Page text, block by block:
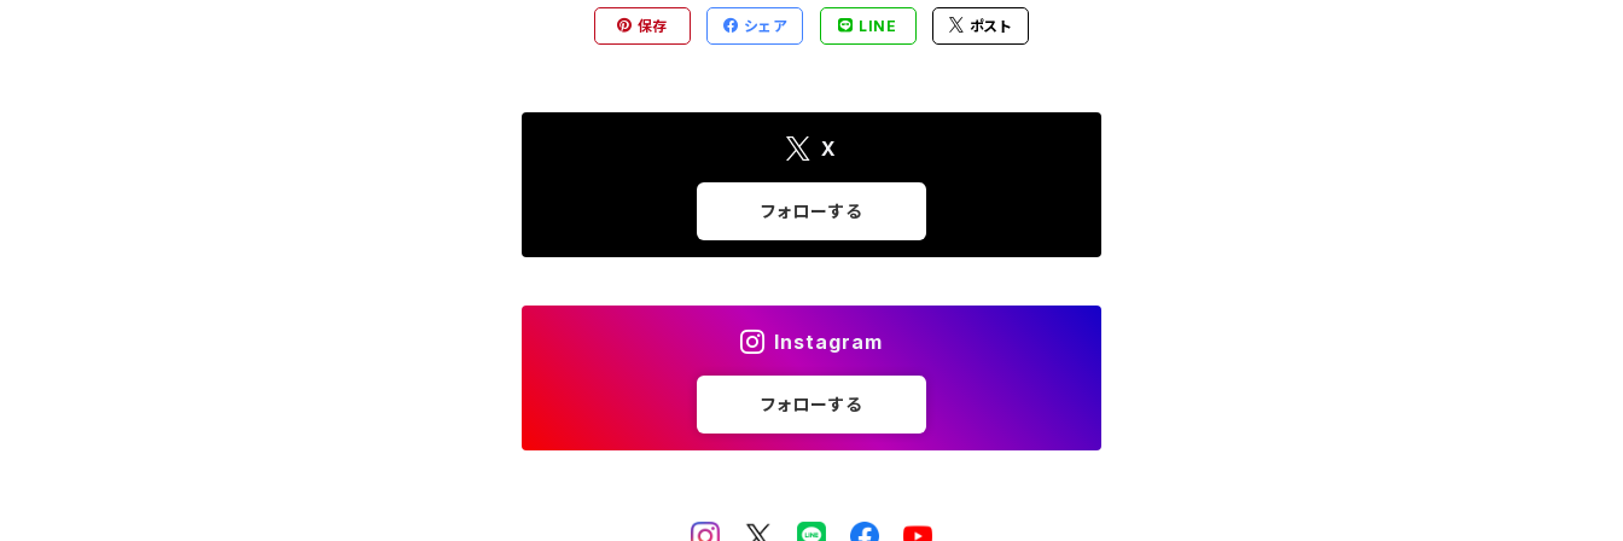
保存 シェア LINE ポスト
X
フォローする
Instagram
フォローする